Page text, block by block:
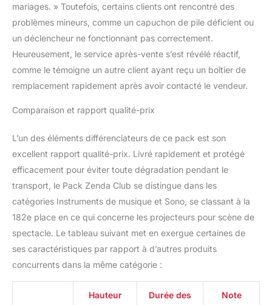
flamme, conformes CE,
utilisables en intérieur.
Idéal pour mariages,
fêtes, DJ, concerts,
complet prêt à l’emploi –
Inclus : 5 jets de scène
sans fil, télécommandes
dans une valise rigide de
rangement.
Format
pratique – Jets compacts
(12 cm de haut / 4 cm de
diamètre), compatibles
avec la majorité des
bases standards du
marché.
mariages. » Toutefois, certains clients ont rencontré des
problèmes mineurs, comme un capuchon de pile déficient ou
un déclencheur ne fonctionnant pas correctement.
Heureusement, le service après-vente s’est révélé réactif,
comme le témoigne un autre client ayant reçu un boîtier de
remplacement rapidement après avoir contacté le vendeur.
Comparaison et rapport qualité-prix
L’un des éléments différenciateurs de ce pack est son
excellent rapport qualité-prix. Livré rapidement et protégé
efficacement pour éviter toute dégradation pendant le
transport, le Pack Zenda Club se distingue dans les
catégories Instruments de musique et Sono, se classant à la
182e place en ce qui concerne les projecteurs pour scène de
spectacle. Le tableau suivant met en exergue certaines de
ses caractéristiques par rapport à d’autres produits
concurrents dans la même catégorie :
Hauteur
Durée des
Note